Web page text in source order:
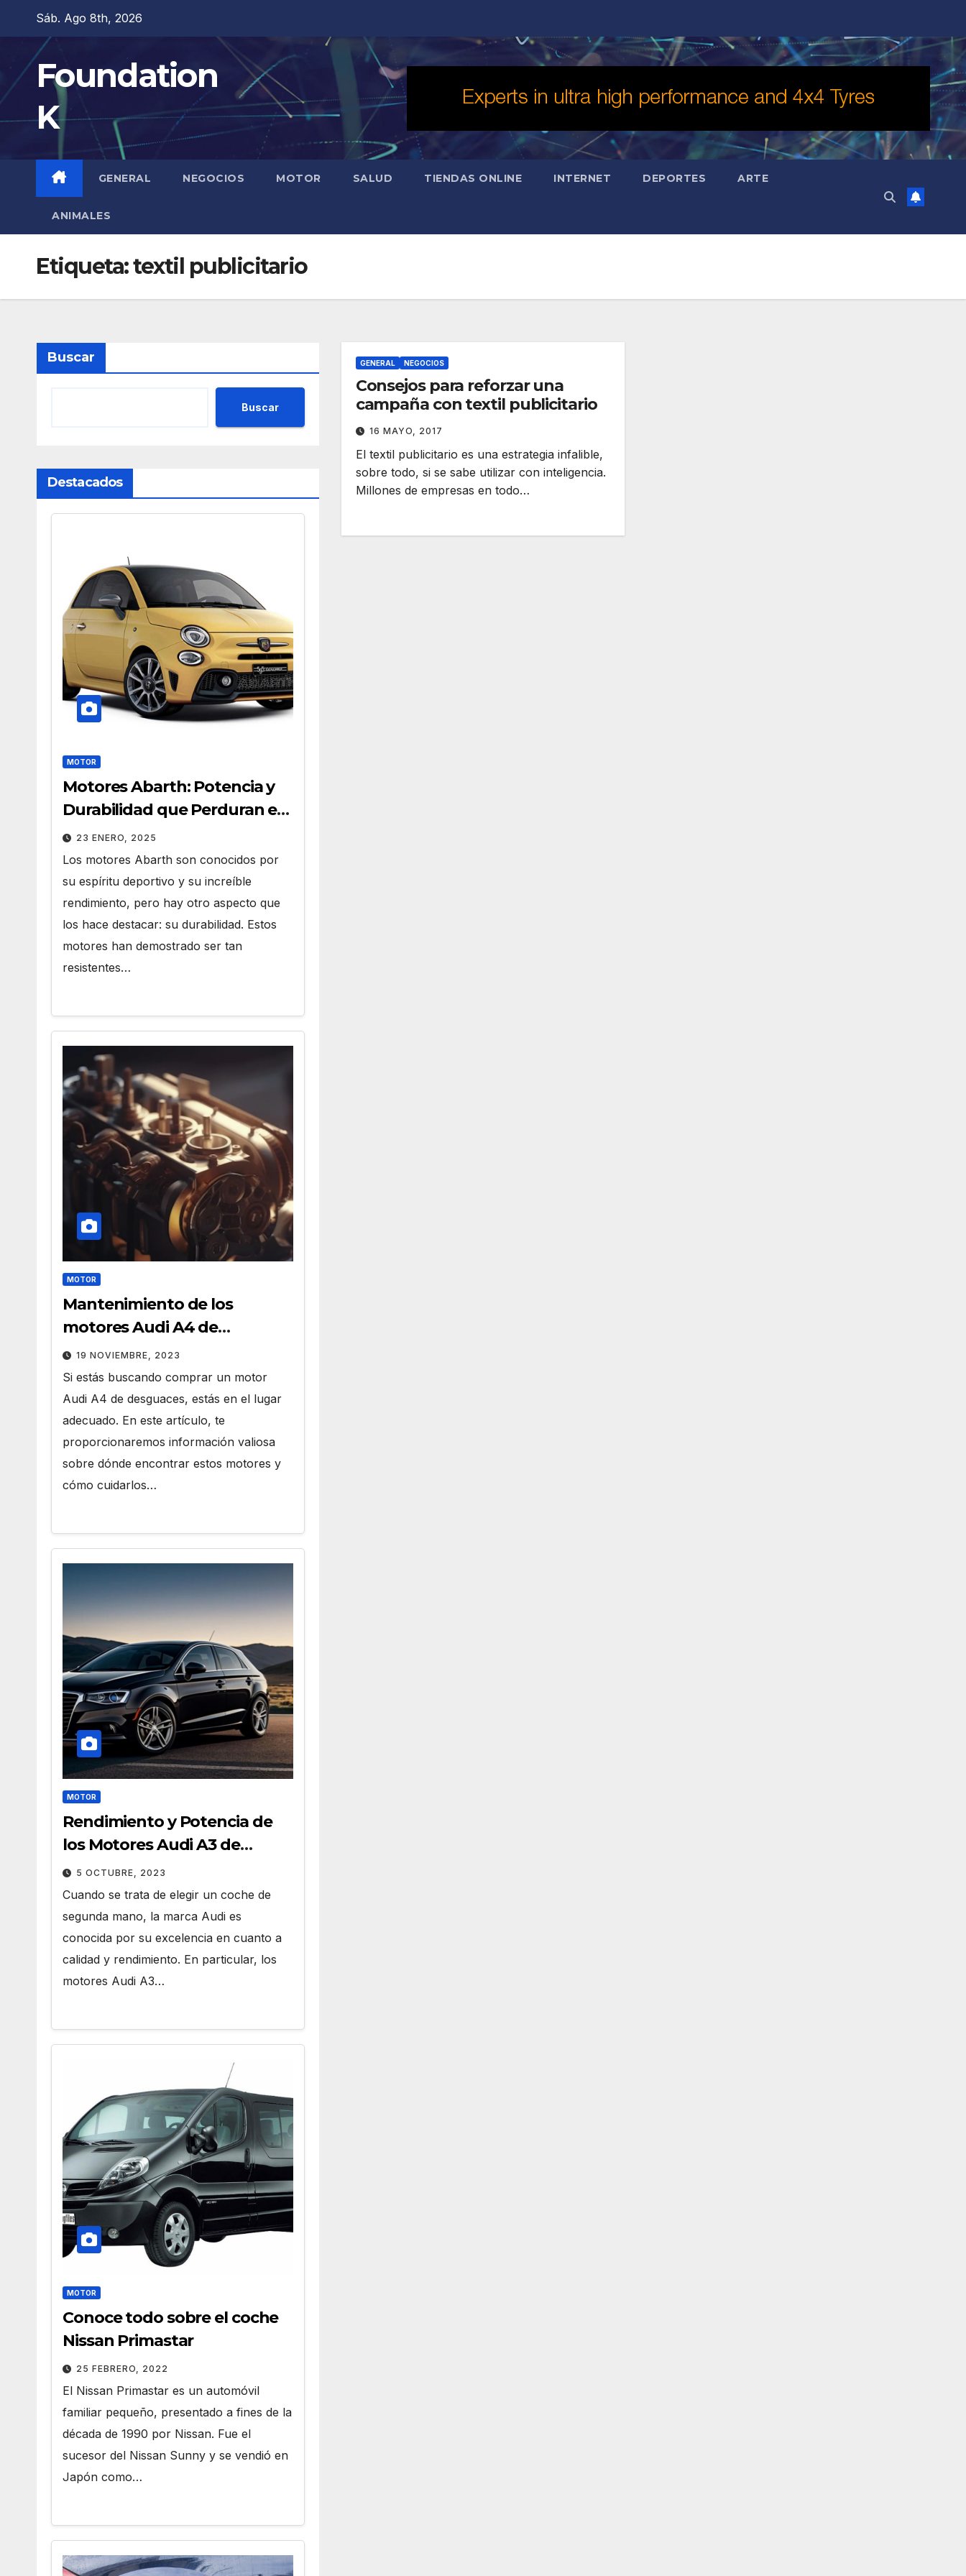
contenido
Sáb. Ago 8th, 2026
Foundation
K
GENERAL NEGOCIOS MOTOR SALUD TIENDAS ONLINE INTERNET DEPORTES ARTE
ANIMALES
Etiqueta:textil publicitario
Buscar
Buscar
Destacados
MOTOR
Motores Abarth: Potencia y
Durabilidad que Perduran en
el Tiempo
23 ENERO, 2025
Los motores Abarth son conocidos por
su espíritu deportivo y su increíble
rendimiento, pero hay otro aspecto que
los hace destacar: su durabilidad. Estos
motores han demostrado ser tan
resistentes…
MOTOR
Mantenimiento de los
motores Audi A4 de
Desguaces
19 NOVIEMBRE, 2023
Si estás buscando comprar un motor
Audi A4 de desguaces, estás en el lugar
adecuado. En este artículo, te
proporcionaremos información valiosa
sobre dónde encontrar estos motores y
cómo cuidarlos…
MOTOR
Rendimiento y Potencia de
los Motores Audi A3 de
Segunda Mano
5 OCTUBRE, 2023
Cuando se trata de elegir un coche de
segunda mano, la marca Audi es
conocida por su excelencia en cuanto a
calidad y rendimiento. En particular, los
motores Audi A3…
MOTOR
Conoce todo sobre el coche
Nissan Primastar
25 FEBRERO, 2022
El Nissan Primastar es un automóvil
familiar pequeño, presentado a fines de la
década de 1990 por Nissan. Fue el
sucesor del Nissan Sunny y se vendió en
Japón como…
GENERAL NEGOCIOS
Consejos para reforzar una
campaña con textil publicitario
16 MAYO, 2017
El textil publicitario es una estrategia infalible,
sobre todo, si se sabe utilizar con inteligencia.
Millones de empresas en todo…